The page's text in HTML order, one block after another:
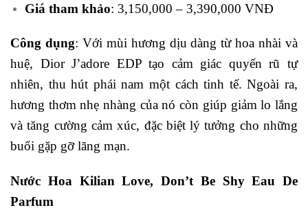
Giá tham khảo: 3,150,000 – 3,390,000 VNĐ
Công dụng: Với mùi hương dịu dàng từ hoa nhài và
huệ, Dior J’adore EDP tạo cảm giác quyến rũ tự
nhiên, thu hút phái nam một cách tinh tế. Ngoài ra,
hương thơm nhẹ nhàng của nó còn giúp giảm lo lắng
và tăng cường cảm xúc, đặc biệt lý tưởng cho những
buổi gặp gỡ lãng mạn.
Nước Hoa Kilian Love, Don’t Be Shy Eau De
Parfum